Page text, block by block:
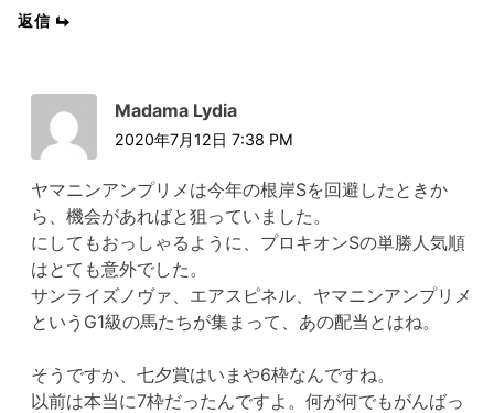
返信
Madama Lydia
2020年7月12日 7:38 PM
ヤマニンアンプリメは今年の根岸Sを回避したときか
ら、機会があればと狙っていました。
にしてもおっしゃるように、プロキオンSの単勝人気順
はとても意外でした。
サンライズノヴァ、エアスピネル、ヤマニンアンプリメ
というG1級の馬たちが集まって、あの配当とはね。
そうですか、七夕賞はいまや6枠なんですね。
以前は本当に7枠だったんですよ。何が何でもがんばっ